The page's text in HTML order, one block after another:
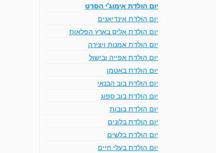
יום הולדת אימוג'י הסרט
יום הולדת אינדיאנים
יום הולדת אליס בארץ הפלאות
יום הולדת אמנות ויצירה
יום הולדת אפייה ובישול
יום הולדת באטמן
יום הולדת בוב הבנאי
יום הולדת בוב ספוג
יום הולדת בובות
יום הולדת בלונים
יום הולדת בלשים
יום הולדת בעלי חיים